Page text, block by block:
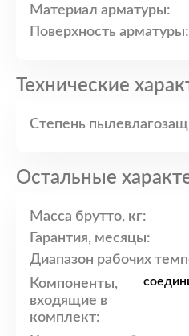
Материал арматуры:
Поверхность арматуры:
Технические
Степень
Остальные
Масса брутто, кг:
Гарантия, месяцы:
Диапазон рабочих
Компоненты,
входящие в
комплект: